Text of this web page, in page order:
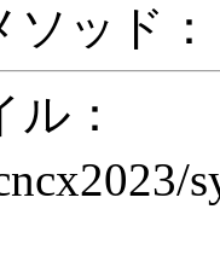
ッド：
：